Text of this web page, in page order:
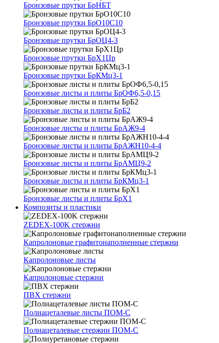
Бронзовые прутки БрНБТ
Бронзовые прутки БрО10С10
Бронзовые прутки БрОЦ4-3
Бронзовые прутки БрХ1Цр
Бронзовые прутки БрКМц3-1
Бронзовые листы и плиты БрОФ6,5-0,15
Бронзовые листы и плиты БрБ2
Бронзовые листы и плиты БрАЖ9-4
Бронзовые листы и плиты БрАЖН10-4-4
Бронзовые листы и плиты БрАМЦ9-2
Бронзовые листы и плиты БрКМц3-1
Бронзовые листы и плиты БрХ1
Композиты и пластики
ZEDEX-100K стержни
Капролоновые графитонаполненные стержни
Капролоновые листы
Капролоновые стержни
ПВХ стержни
Полиацеталевые листы ПОМ-С
Полиацеталевые стержни ПОМ-С